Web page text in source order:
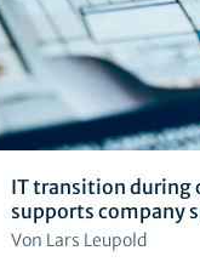
IT transition during
supports company
Von Lars Leupold